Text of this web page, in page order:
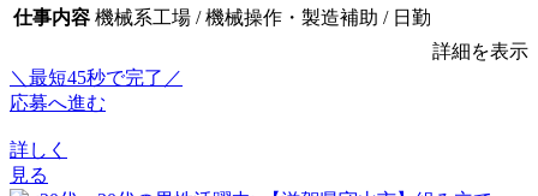
仕事内容 機械系工場 / 機械操作・製造補助 / 日勤
詳細を表示
＼最短45秒で完了／
応募へ進む
詳しく
見る